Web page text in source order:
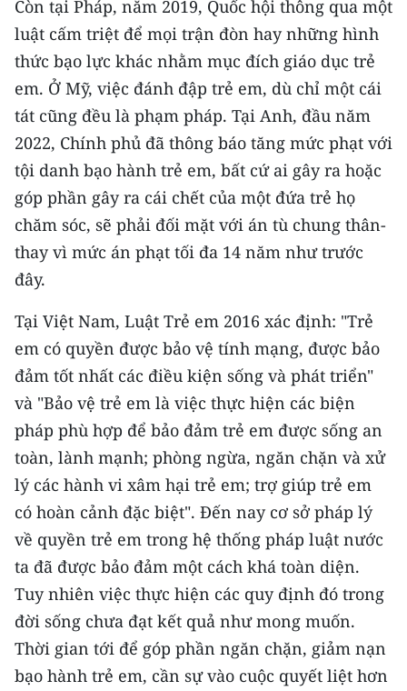
Còn tại Pháp, năm 2019, Quốc hội thông qua một
luật cấm triệt để mọi trận đòn hay những hình
thức bạo lực khác nhằm mục đích giáo dục trẻ
em. Ở Mỹ, việc đánh đập trẻ em, dù chỉ một cái
tát cũng đều là phạm pháp. Tại Anh, đầu năm
2022, Chính phủ đã thông báo tăng mức phạt với
tội danh bạo hành trẻ em, bất cứ ai gây ra hoặc
góp phần gây ra cái chết của một đứa trẻ họ
chăm sóc, sẽ phải đối mặt với án tù chung thân-
thay vì mức án phạt tối đa 14 năm như trước
đây.
Tại Việt Nam, Luật Trẻ em 2016 xác định: "Trẻ
em có quyền được bảo vệ tính mạng, được bảo
đảm tốt nhất các điều kiện sống và phát triển"
và "Bảo vệ trẻ em là việc thực hiện các biện
pháp phù hợp để bảo đảm trẻ em được sống an
toàn, lành mạnh; phòng ngừa, ngăn chặn và xử
lý các hành vi xâm hại trẻ em; trợ giúp trẻ em
có hoàn cảnh đặc biệt". Ðến nay cơ sở pháp lý
về quyền trẻ em trong hệ thống pháp luật nước
ta đã được bảo đảm một cách khá toàn diện.
Tuy nhiên việc thực hiện các quy định đó trong
đời sống chưa đạt kết quả như mong muốn.
Thời gian tới để góp phần ngăn chặn, giảm nạn
bạo hành trẻ em, cần sự vào cuộc quyết liệt hơn